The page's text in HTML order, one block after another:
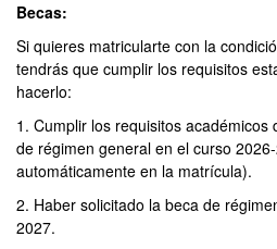
Becas:
Si quieres matricularte con la
tendrás que cumplir los requisitos
hacerlo:
1. Cumplir los requisitos
de régimen general en el curso
automáticamente en la matrícula).
2. Haber solicitado la beca de
2027.